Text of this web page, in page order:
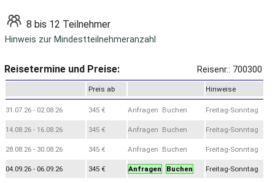
8 bis 12 Teilnehmer
Hinweis zur Mindestteilnehmeranzahl
Reisetermine und Preise: Reisenr.: 700300
Preis ab Hinweise
31.07.26 - 02.08.26 345 € Anfragen Buchen Freitag-Sonntag
14.08.26 - 16.08.26 345 € Anfragen Buchen Freitag-Sonntag
28.08.26 - 30.08.26 345 € Anfragen Buchen Freitag-Sonntag
04.09.26 - 06.09.26 345 € Anfragen Buchen Freitag-Sonntag